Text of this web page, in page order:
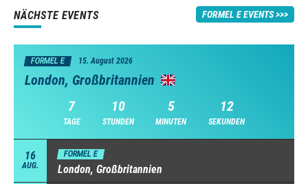
NÄCHSTE EVENTS FORMEL E EVENTS
FORMEL E 15. August 2026
London, Großbritannien
7
TAGE
10
STUNDEN
5
MINUTEN
11
SEKUNDEN
16
AUG.
FORMEL E
London, Großbritannien